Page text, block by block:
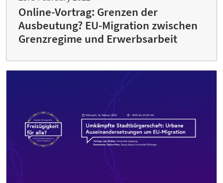
Online-Vortrag: Grenzen der
Ausbeutung? EU-Migration zwischen
Grenzregime und Erwerbsarbeit